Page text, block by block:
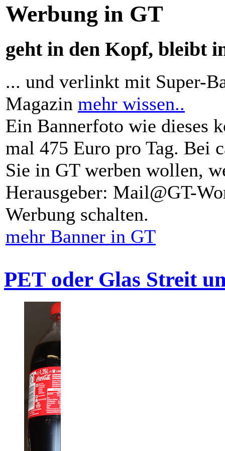
Werbung in GT
geht in den Kopf, bleibt
... und verlinkt mit Super-
Magazin mehr wissen..
Ein Bannerfoto wie dieses
mal 475 Euro pro Tag. Bei
Sie in GT werben wollen,
Herausgeber: Mail@GT-
Werbung schalten.
mehr Banner in GT
PET oder Glas Streit